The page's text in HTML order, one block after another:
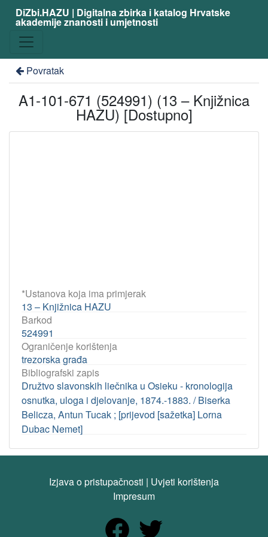
DiZbi.HAZU | Digitalna zbirka i katalog Hrvatske
akademije znanosti i umjetnosti
Povratak
A1-101-671 (524991) (13 – Knjižnica
HAZU) [Dostupno]
*Ustanova koja ima primjerak
13 – Knjižnica HAZU
Barkod
524991
Ograničenje korištenja
trezorska građa
Bibliografski zapis
Družtvo slavonskih liečnika u Osieku - kronologija
osnutka, uloga i djelovanje, 1874.-1883. / Biserka
Belicza, Antun Tucak ; [prijevod [sažetka] Lorna
Dubac Nemet]
Izjava o pristupačnosti | Uvjeti korištenja
Impresum